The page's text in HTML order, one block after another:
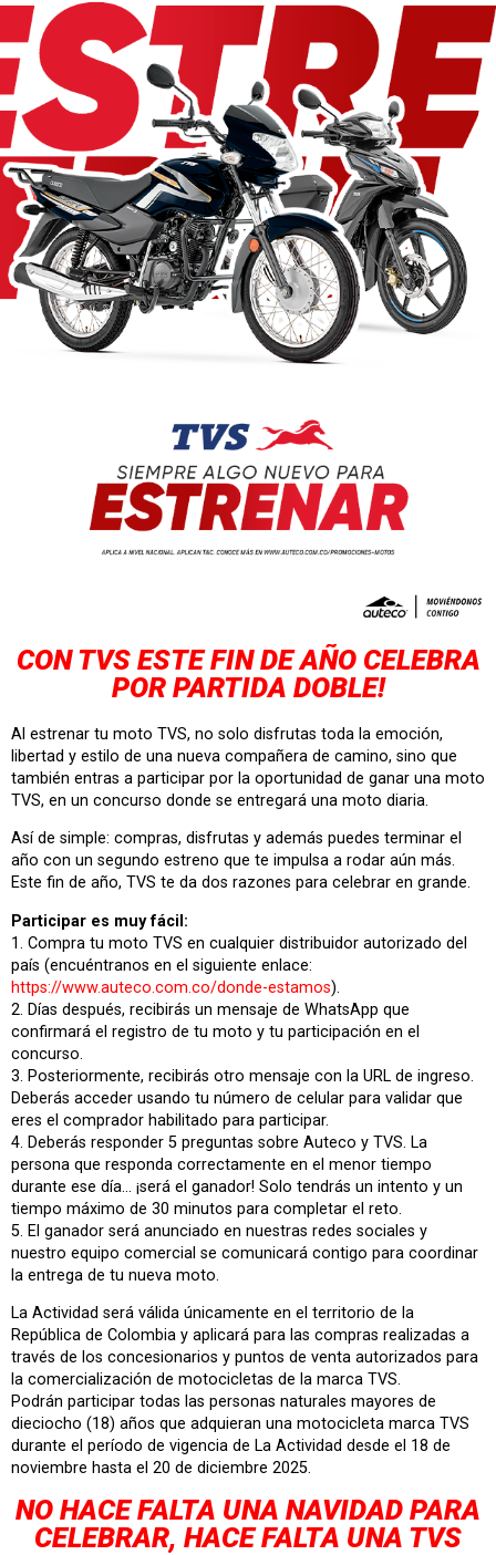
CONTVSESTE FIN DE AÑO CELEBRA
POR PARTIDA DOBLE!
Al estrenar tu moto TVS, no solo disfrutas toda la emoción,
libertad y estilo de una nueva compañera de camino, sino que
también entras a participar por la oportunidad de ganar una moto
TVS, en un concurso donde se entregará una moto diaria.
Así de simple: compras, disfrutas y además puedes terminar el
año con un segundo estreno que te impulsa a rodar aún más.
Este fin de año, TVS te da dos razones para celebrar en grande.
Participar es muy fácil:
1. Compra tu moto TVS en cualquier distribuidor autorizado del
país (encuéntranos en el siguiente enlace:
https://www.auteco.com.co/donde-estamos).
2. Días después, recibirás un mensaje de WhatsApp que
confirmará el registro de tu moto y tu participación en el
concurso.
3. Posteriormente, recibirás otro mensaje con la URL de ingreso.
Deberás acceder usando tu número de celular para validar que
eres el comprador habilitado para participar.
4. Deberás responder 5 preguntas sobre Auteco y TVS. La
persona que responda correctamente en el menor tiempo
durante ese día… ¡será el ganador! Solo tendrás un intento y un
tiempo máximo de 30 minutos para completar el reto.
5. El ganador será anunciado en nuestras redes sociales y
nuestro equipo comercial se comunicará contigo para coordinar
la entrega de tu nueva moto.
La Actividad será válida únicamente en el territorio de la
República de Colombia y aplicará para las compras realizadas a
través de los concesionarios y puntos de venta autorizados para
la comercialización de motocicletas de la marca TVS.
Podrán participar todas las personas naturales mayores de
dieciocho (18) años que adquieran una motocicleta marca TVS
durante el período de vigencia de La Actividad desde el 18 de
noviembre hasta el 20 de diciembre 2025.
NO HACE FALTA UNA NAVIDAD PARA
CELEBRAR, HACE FALTA UNA TVS